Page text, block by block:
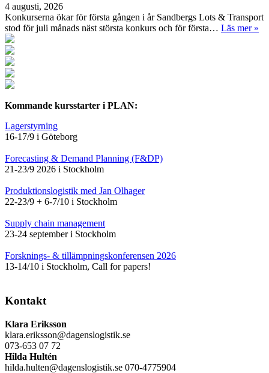
4 augusti, 2026
Konkurserna ökar för första gången i år Sandbergs Lots & Transport
stod för juli månads näst största konkurs och för första… Läs mer »
Kommande kursstarter i PLAN:
Lagerstyrning
16-17/9 i Göteborg
Forecasting & Demand Planning (F&DP)
21-23/9 2026 i Stockholm
Produktionslogistik med Jan Olhager
22-23/9 + 6-7/10 i Stockholm
Supply chain management
23-24 september i Stockholm
Forsknings- & tillämpningskonferensen 2026
13-14/10 i Stockholm, Call for papers!
Kontakt
Klara Eriksson
klara.eriksson@dagenslogistik.se
073-653 07 72
Hilda Hultén
hilda.hulten@dagenslogistik.se 070-4775904